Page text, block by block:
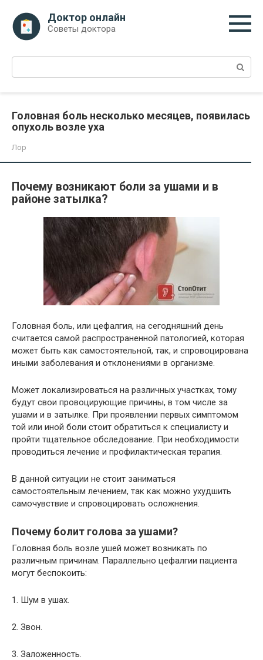
контенту
Доктор онлайн
Советы доктора
Поиск:
Головная боль несколько месяцев, появилась
опухоль возле уха
Лор
Почему возникают боли за ушами и в
районе затылка?
Головная боль, или цефалгия, на сегодняшний день
считается самой распространенной патологией, которая
может быть как самостоятельной, так, и спровоцирована
иными заболевания и отклонениями в организме.
Может локализироваться на различных участках, тому
будут свои провоцирующие причины, в том числе за
ушами и в затылке. При проявлении первых симптомом
той или иной боли стоит обратиться к специалисту и
пройти тщательное обследование. При необходимости
проводиться лечение и профилактическая терапия.
В данной ситуации не стоит заниматься
самостоятельным лечением, так как можно ухудшить
самочувствие и спровоцировать осложнения.
Почему болит голова за ушами?
Головная боль возле ушей может возникать по
различным причинам. Параллельно цефалгии пациента
могут беспокоить:
1. Шум в ушах.
2. Звон.
3. Заложенность.